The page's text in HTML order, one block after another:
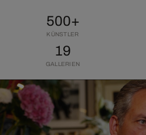
500+
KÜNSTLER
19
GALLERIEN